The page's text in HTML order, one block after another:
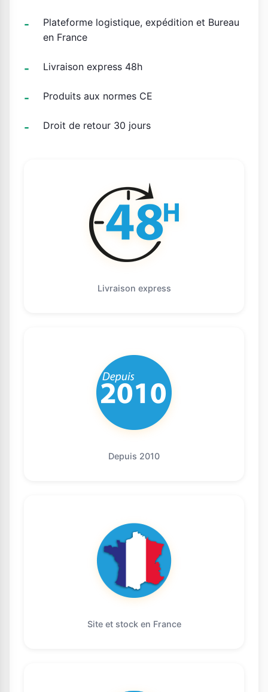
Plateforme logistique, expédition et Bureau
en France
Livraison express 48h
Produits aux normes CE
Droit de retour 30 jours
Livraison express
Depuis 2010
Site et stock en France